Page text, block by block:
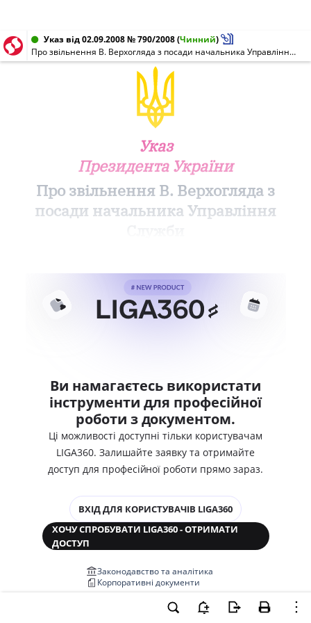
Указ від 02.09.2008 № 790/2008(Чинний)
Про звільнення В. Верхогляда з посади начальника Управління Служби безпеки України в Кіровоградській області
Указ
Президента України
Про звільнення В. Верхогляда з
посади начальника Управління
Ви намагаєтесь використати
інструменти для професійної
роботи з документом.
Ці можливості доступні тільки користувачам
LIGA360. Залишайте заявку та отримайте
доступ для професійної роботи прямо зараз.
ВХІД ДЛЯ КОРИСТУВАЧІВ LIGA360
ХОЧУ СПРОБУВАТИ LIGA360 - ОТРИМАТИ
ДОСТУП
Законодавство та аналітика
Корпоративні документи
Медіааналіз та репутація